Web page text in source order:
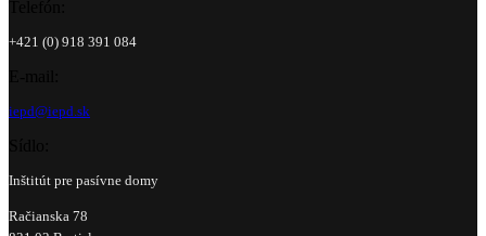
+421 (0) 918 391 084
iepd@iepd.sk
Inštitút pre pasívne domy
Račianska 78